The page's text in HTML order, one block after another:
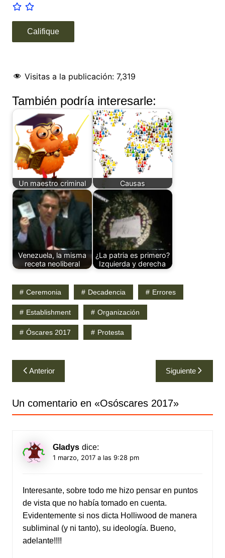
Visitas a la publicación: 7,319
También podría interesarle:
Un maestro criminal Causas
Venezuela, la misma
receta neoliberal
¿La patria es primero?
Izquierda y derecha
Ceremonia Decadencia Errores
Establishment Organización
Óscares 2017 Protesta
Navegación
de
entradas
Anterior Siguiente
Un comentario en «Osóscares 2017»
Gladys dice:
1 marzo, 2017 a las 9:28 pm
Interesante, sobre todo me hizo pensar en puntos
de vista que no había tomado en cuenta.
Evidentemente si nos dicta Holliwood de manera
subliminal (y ni tanto), su ideología. Bueno,
adelante!!!!